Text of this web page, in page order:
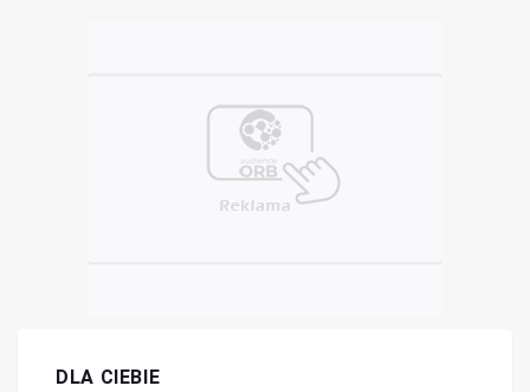
DLA CIEBIE